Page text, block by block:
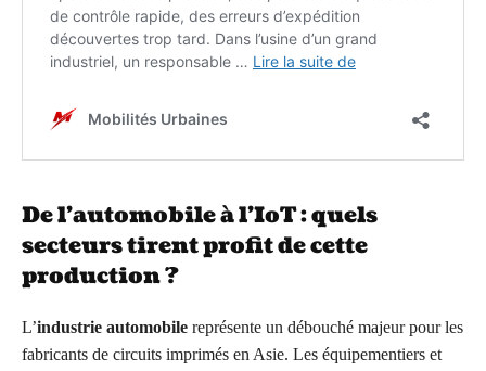
De l’automobile à l’IoT : quels
secteurs tirent profit de cette
production ?
L’industrie automobile représente un débouché majeur pour les
fabricants de circuits imprimés en Asie. Les équipementiers et